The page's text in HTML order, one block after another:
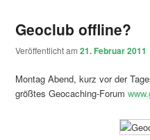
Geoclub offline?
Veröffentlicht am21. Februar 2011
Montag Abend, kurz vor der
größtes Geocaching-Forum